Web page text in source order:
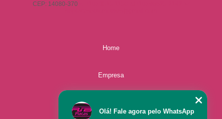
CEP: 14080-370
Home
Empresa
Olá! Fale agora pelo WhatsApp